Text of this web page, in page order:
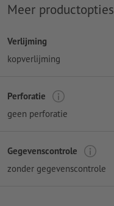
Meer productopties
Verlijming
kopverlijming
Perforatie
geen perforatie
Gegevenscontrole
zonder gegevenscontrole